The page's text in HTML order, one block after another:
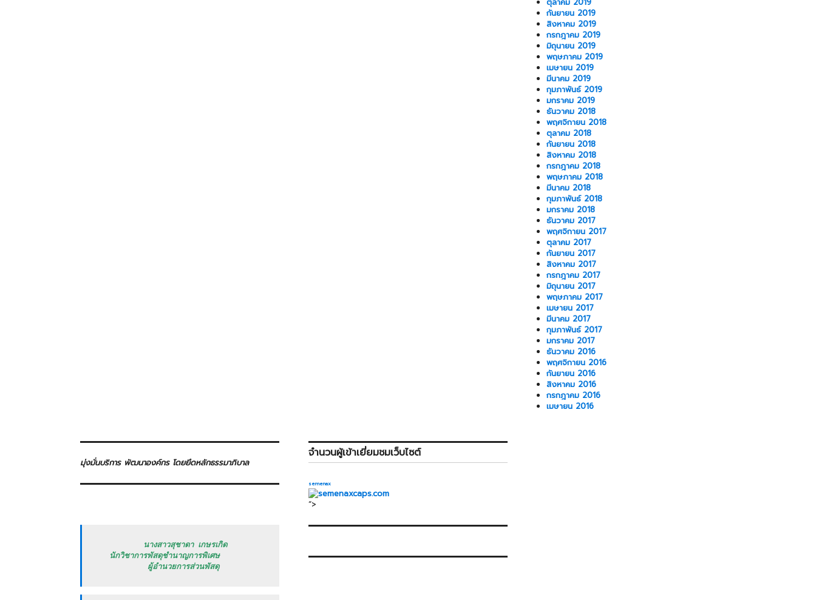
กันยายน 2019
สิงหาคม 2019
กรกฎาคม 2019
มิถุนายน 2019
พฤษภาคม 2019
เมษายน 2019
มีนาคม 2019
กุมภาพันธ์ 2019
มกราคม 2019
ธันวาคม 2018
พฤศจิกายน 2018
ตุลาคม 2018
กันยายน 2018
สิงหาคม 2018
กรกฎาคม 2018
พฤษภาคม 2018
มีนาคม 2018
กุมภาพันธ์ 2018
มกราคม 2018
ธันวาคม 2017
พฤศจิกายน 2017
ตุลาคม 2017
กันยายน 2017
สิงหาคม 2017
กรกฎาคม 2017
มิถุนายน 2017
พฤษภาคม 2017
เมษายน 2017
มีนาคม 2017
กุมภาพันธ์ 2017
มกราคม 2017
ธันวาคม 2016
พฤศจิกายน 2016
กันยายน 2016
สิงหาคม 2016
กรกฎาคม 2016
เมษายน 2016
มุ่งมั่นบริการ พัฒนาองค์กร โดยยึดหลักธรรมาภิบาล
           นางสาวสุชาดา เกษรเกิด
   นักวิชาการพัสดุชำนาญการพิเศษ
            ผู้อำนวยการส่วนพัสดุ
จำนวนผู้เข้าเยี่ยมชมเว็บไซต์
semenax
“>